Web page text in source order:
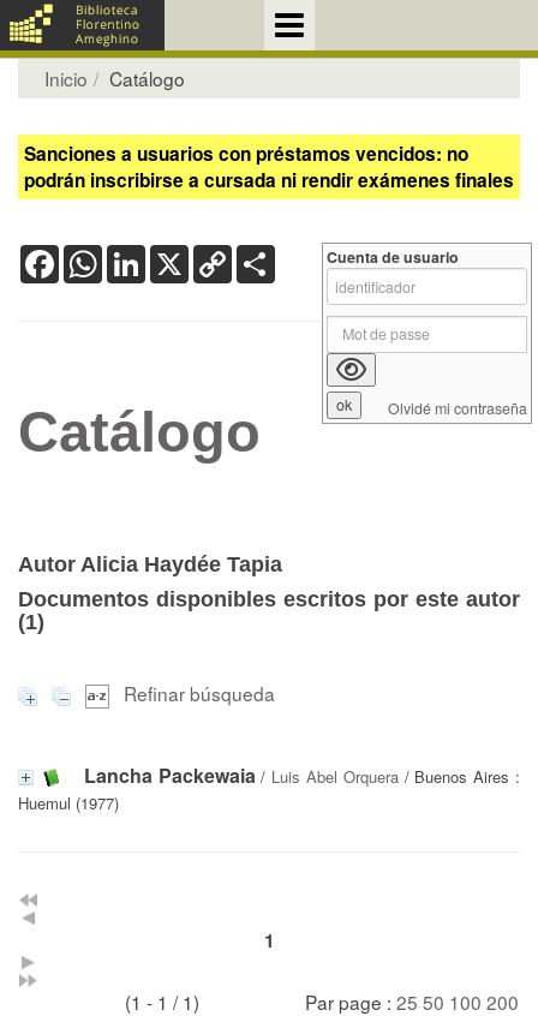
Inicio Catálogo
Sanciones a usuarios con préstamos vencidos: no
podrán inscribirse a cursada ni rendir exámenes finales
FacebookWhatsApp
LinkedIn
X Copy
Link
Catálogo
Autor Alicia Haydée Tapia
Documentos disponibles escritos por este autor
(1)
Refinar búsqueda
Lancha Packewaia/ Luis Abel Orquera/ Buenos Aires :
Huemul (1977)
1
(1 - 1 / 1) Par page : 25 50 100 200
Cuenta de usuario
Olvidé mi contraseña